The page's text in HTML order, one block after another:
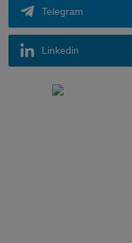
Telegram
Linkedin